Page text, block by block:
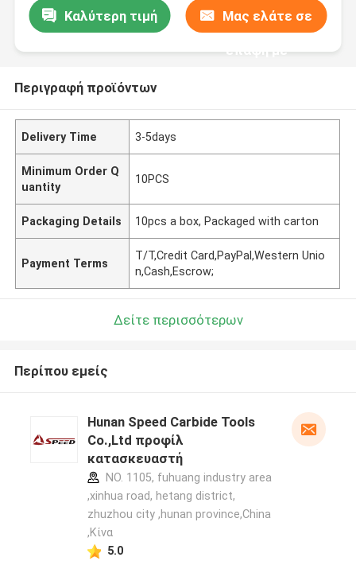
Καλύτερη τιμή Μας ελάτε σε
επαφή με
Περιγραφή προϊόντων
Delivery Time 3-5days
Minimum Order Q
uantity
10PCS
Packaging Details 10pcs a box, Packaged with carton
Payment Terms
T/T,Credit Card,PayPal,Western Unio
n,Cash,Escrow;
Δείτε περισσότερων
Περίπου εμείς
Hunan Speed Carbide Tools
Co.,Ltd προφίλ
κατασκευαστή
NO. 1105, fuhuang industry area
,xinhua road, hetang district,
zhuzhou city ,hunan province,China
,Κίνα
5.0